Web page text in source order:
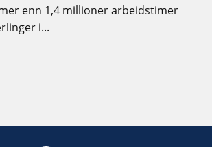
enn 1,4 millioner arbeidstimer
i...